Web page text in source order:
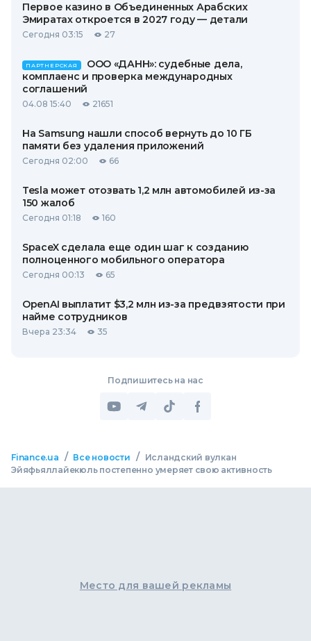
Первое казино в Объединенных Арабских
Эмиратах откроется в 2027 году — детали
Сегодня 03:15 27
ПАРТНЕРСКАЯ
ООО «ДАНН»: судебные дела,
комплаенс и проверка международных
соглашений
04.08 15:40 21651
На Samsung нашли способ вернуть до 10 ГБ
памяти без удаления приложений
Сегодня 02:00 66
Tesla может отозвать 1,2 млн автомобилей из-за
150 жалоб
Сегодня 01:18 160
SpaceX сделала еще один шаг к созданию
полноценного мобильного оператора
Сегодня 00:13 65
OpenAI выплатит $3,2 млн из-за предвзятости при
найме сотрудников
Вчера 23:34 35
Подпишитесь на нас
Finance.ua / Все новости /
Исландский вулкан
Эйяфьяллайекюль постепенно умеряет свою активность
Место для вашей рекламы